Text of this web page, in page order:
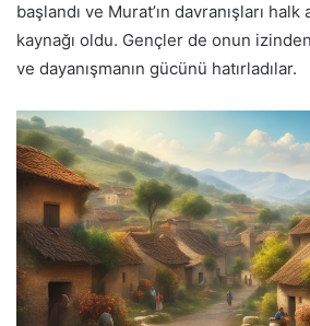
başlandı ve Murat’ın davranışları halk
kaynağı oldu. Gençler de onun
ve dayanışmanın gücünü hatırladılar.